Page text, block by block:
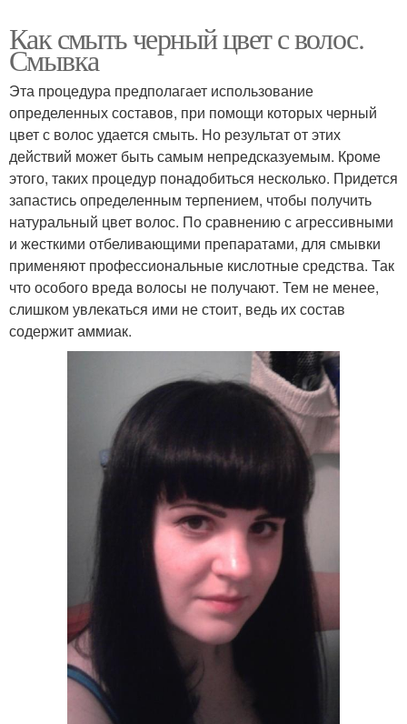
Как смыть черный цвет с волос.
Смывка
Эта процедура предполагает использование
определенных составов, при помощи которых черный
цвет с волос удается смыть. Но результат от этих
действий может быть самым непредсказуемым. Кроме
этого, таких процедур понадобиться несколько. Придется
запастись определенным терпением, чтобы получить
натуральный цвет волос. По сравнению с агрессивными
и жесткими отбеливающими препаратами, для смывки
применяют профессиональные кислотные средства. Так
что особого вреда волосы не получают. Тем не менее,
слишком увлекаться ими не стоит, ведь их состав
содержит аммиак.